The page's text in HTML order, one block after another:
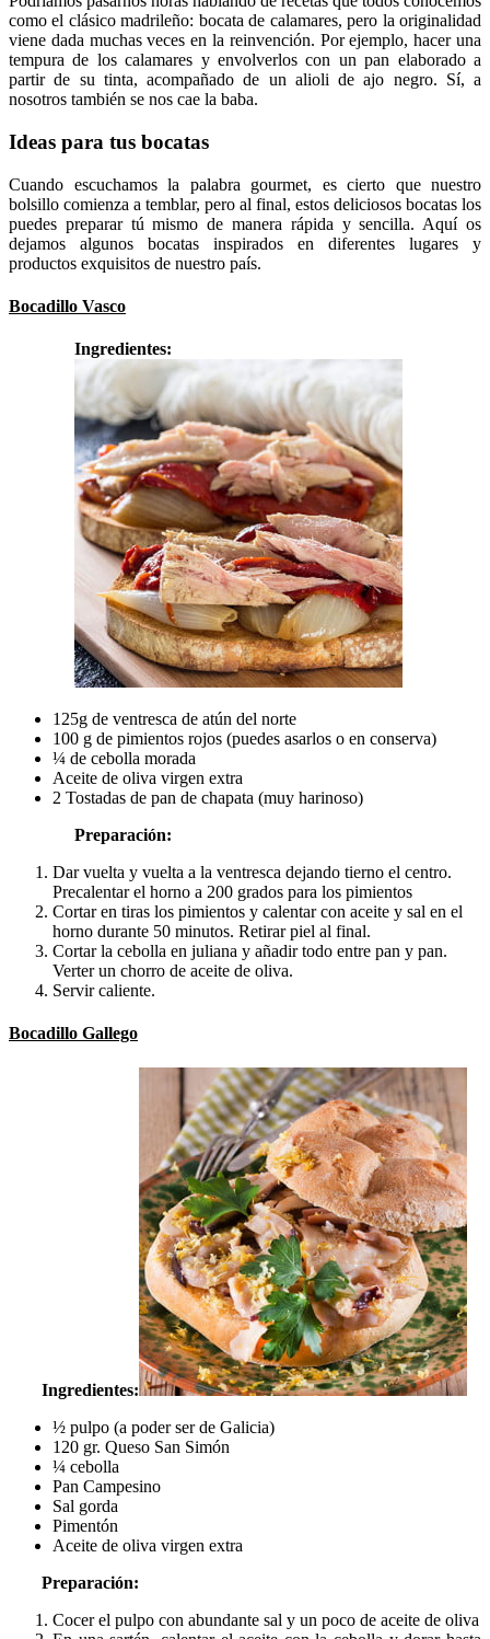
como el clásico madrileño: bocata de calamares, pero la originalidad
viene dada muchas veces en la reinvención. Por ejemplo, hacer una
tempura de los calamares y envolverlos con un pan elaborado a
partir de su tinta, acompañado de un alioli de ajo negro. Sí, a
nosotros también se nos cae la baba.
Ideas para tus bocatas
Cuando escuchamos la palabra gourmet, es cierto que nuestro
bolsillo comienza a temblar, pero al final, estos deliciosos bocatas los
puedes preparar tú mismo de manera rápida y sencilla. Aquí os
dejamos algunos bocatas inspirados en diferentes lugares y
productos exquisitos de nuestro país.
Bocadillo Vasco
Ingredientes:
125g de ventresca de atún del norte
100 g de pimientos rojos (puedes asarlos o en conserva)
¼ de cebolla morada
Aceite de oliva virgen extra
2 Tostadas de pan de chapata (muy harinoso)
Preparación:
Dar vuelta y vuelta a la ventresca dejando tierno el centro.
Precalentar el horno a 200 grados para los pimientos
Cortar en tiras los pimientos y calentar con aceite y sal en el
horno durante 50 minutos. Retirar piel al final.
Cortar la cebolla en juliana y añadir todo entre pan y pan.
Verter un chorro de aceite de oliva.
Servir caliente.
Bocadillo Gallego
Ingredientes:
½ pulpo (a poder ser de Galicia)
120 gr. Queso San Simón
¼ cebolla
Pan Campesino
Sal gorda
Pimentón
Aceite de oliva virgen extra
Preparación:
Cocer el pulpo con abundante sal y un poco de aceite de oliva